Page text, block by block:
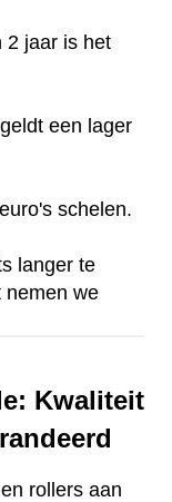
2 jaar is het
geldt een lager
schelen.
langer te
nemen we
Kwaliteit
rollers aan